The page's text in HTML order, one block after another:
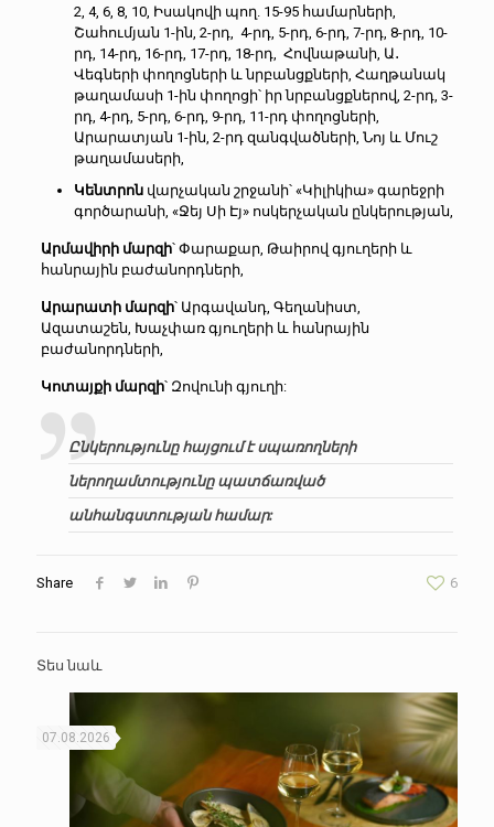
2, 4, 6, 8, 10, Իսակովի պող. 15-95 համարների,
Շահումյան 1-ին, 2-րդ, 4-րդ, 5-րդ, 6-րդ, 7-րդ, 8-րդ, 10-
րդ, 14-րդ, 16-րդ, 17-րդ, 18-րդ, Հովնաթանի, Ա․
Վեգների փողոցների և նրբանցքների, Հաղթանակ
թաղամասի 1-ին փողոցի՝ իր նրբանցքներով, 2-րդ, 3-
րդ, 4-րդ, 5-րդ, 6-րդ, 9-րդ, 11-րդ փողոցների,
Արարատյան 1-ին, 2-րդ զանգվածների, Նոյ և Մուշ
թաղամասերի,
Կենտրոնվարչական շրջանի՝ «Կիլիկիա» գարեջրի
գործարանի, «Ջեյ Սի Էյ» ոսկերչական ընկերության,
Արմավիրի մարզի՝ Փարաքար, Թաիրով գյուղերի և
հանրային բաժանորդների,
Արարատի մարզի՝ Արգավանդ, Գեղանիստ,
Ազատաշեն, Խաչփառ գյուղերի և հանրային
բաժանորդների,
Կոտայքի մարզի՝ Զովունի գյուղի:
Ընկերությունը հայցում է սպառողների
ներողամտությունը պատճառված
անհանգստության համար:
Share 6
Տես նաև
07.08.2026